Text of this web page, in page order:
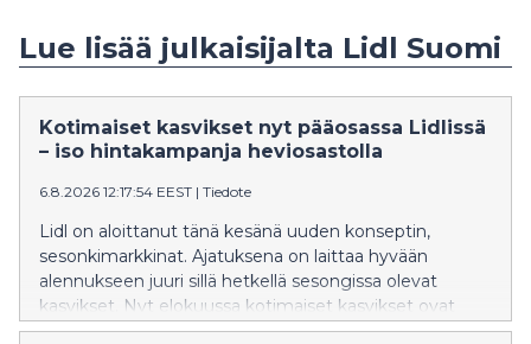
Lue lisää julkaisijalta Lidl Suomi
Kotimaiset kasvikset nyt pääosassa Lidlissä
– iso hintakampanja heviosastolla
6.8.2026 12:17:54 EEST | Tiedote
Lidl on aloittanut tänä kesänä uuden konseptin,
sesonkimarkkinat. Ajatuksena on laittaa hyvään
alennukseen juuri sillä hetkellä sesongissa olevat
kasvikset. Nyt elokuussa kotimaiset kasvikset ovat
pääosassa. Suomalaiset kasvikset ovat parhaimmillaan